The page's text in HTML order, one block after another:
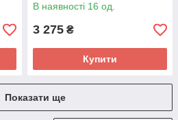
В наявності 16 од.
3 275 ₴
Купити
Показати ще